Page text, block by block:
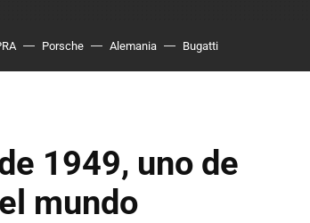
Porsche Alemania Bugatti
1949, uno de
mundo